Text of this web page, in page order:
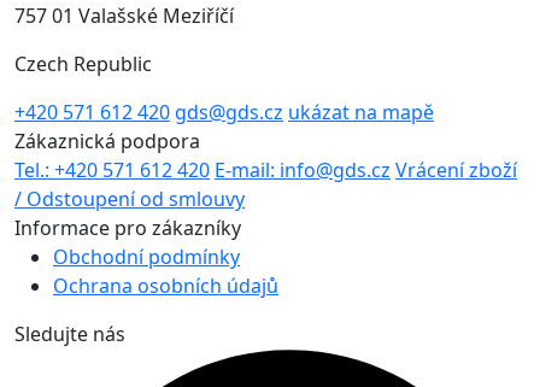
757 01 Valašské Meziříčí
Czech Republic
+420 571 612 420 gds@gds.cz ukázat na mapě
Zákaznická podpora
Tel.: +420 571 612 420 E-mail: info@gds.cz Vrácení zboží
/ Odstoupení od smlouvy
Informace pro zákazníky
Obchodní podmínky
Ochrana osobních údajů
Sledujte nás